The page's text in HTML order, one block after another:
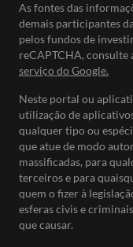
As fontes das
demais participantes
pelos fundos de
reCAPTCHA, consulte
serviço do Google.
Neste portal ou
utilização de
qualquer tipo ou
que atue de modo
massificadas, para
terceiros e para
quem o fizer à
esferas civis e
que causar.